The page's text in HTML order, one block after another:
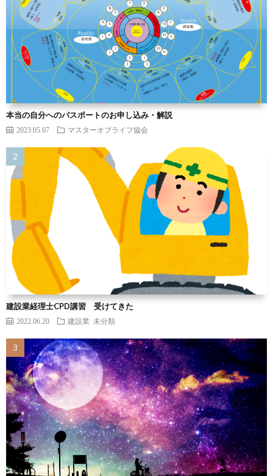
本当の自分へのパスポートのお申し込み・解説
2023.05.07 マスターオブライフ協会
建設業経理士CPD講習 受けてきた
2022.06.20 建設業 未分類